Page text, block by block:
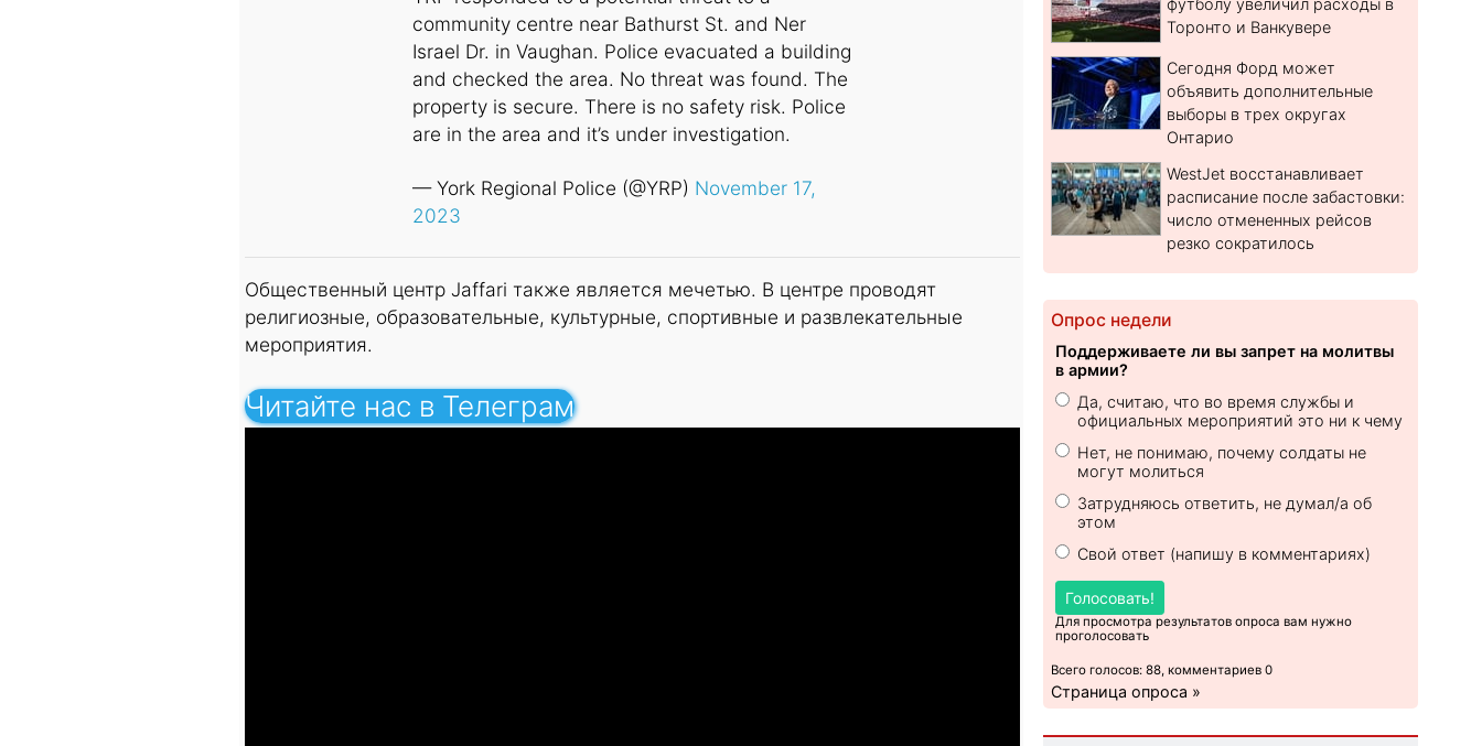
community centre near Bathurst St. and Ner
Israel Dr. in Vaughan. Police evacuated a building
and checked the area. No threat was found. The
property is secure. There is no safety risk. Police
are in the area and it’s under investigation.
— York Regional Police (@YRP) November 17,
2023
Общественный центр Jaffari также является мечетью. В центре проводят
религиозные, образовательные, культурные, спортивные и развлекательные
мероприятия.
Читайте нас в Телеграм
футболу увеличил расходы в
Торонто и Ванкувере
Сегодня Форд может
объявить дополнительные
выборы в трех округах
Онтарио
WestJet восстанавливает
расписание после забастовки:
число отмененных рейсов
резко сократилось
Опрос недели
Поддерживаете ли вы запрет на молитвы
в армии?
Да, считаю, что во время службы и
официальных мероприятий это ни к чему
Нет, не понимаю, почему солдаты не
могут молиться
Затрудняюсь ответить, не думал/а об
этом
Свой ответ (напишу в комментариях)
Голосовать!
Для просмотра результатов опроса вам нужно
проголосовать
Всего голосов: 88, комментариев 0
Страница опроса »